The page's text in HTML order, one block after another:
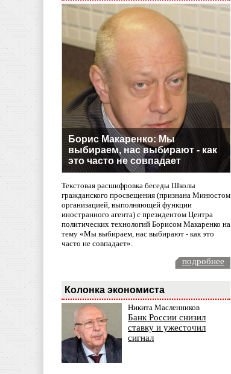
Борис Макаренко: Мы
выбираем, нас выбирают - как
это часто не совпадает
Текстовая расшифровка беседы Школы
гражданского просвещения (признана Минюстом
организацией, выполняющей функции
иностранного агента) с президентом Центра
политических технологий Борисом Макаренко на
тему «Мы выбираем, нас выбирают - как это
часто не совпадает».
подробнее
Колонка экономиста
Никита Масленников
Банк России снизил
ставку и ужесточил
сигнал